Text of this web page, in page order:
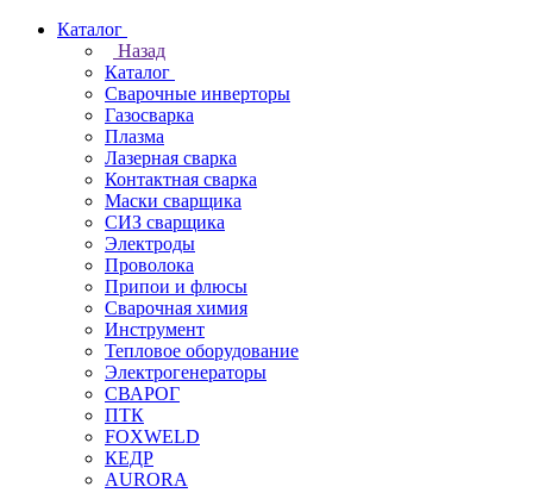
Каталог
Назад
Каталог
Сварочные инверторы
Газосварка
Плазма
Лазерная сварка
Контактная сварка
Маски сварщика
СИЗ сварщика
Электроды
Проволока
Припои и флюсы
Сварочная химия
Инструмент
Тепловое оборудование
Электрогенераторы
СВАРОГ
ПТК
FOXWELD
КЕДР
AURORA